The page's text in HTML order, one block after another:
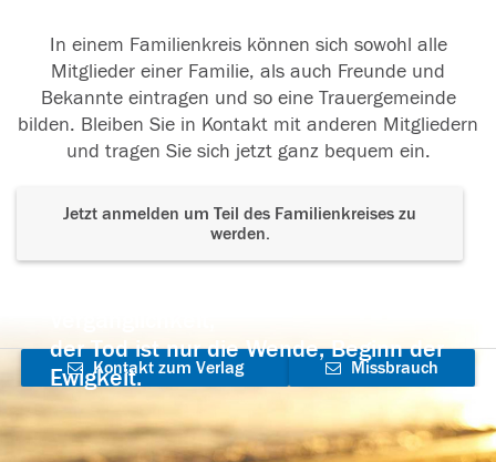
In einem Familienkreis können sich sowohl alle
Mitglieder einer Familie, als auch Freunde und
Bekannte eintragen und so eine Trauergemeinde
bilden. Bleiben Sie in Kontakt mit anderen Mitgliedern
und tragen Sie sich jetzt ganz bequem ein.
Jetzt anmelden um Teil des Familienkreises zu
werden.
der Tod ist nur die Wende, Beginn der
Ewigkeit.
Kontakt zum Verlag
aufnehmen
Missbrauch